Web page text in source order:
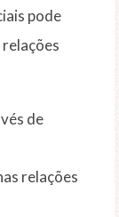
pode
de
relações